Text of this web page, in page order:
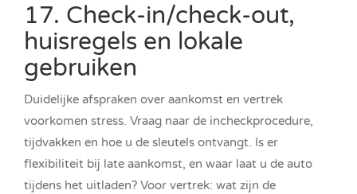
17. Check-in/check-out,
huisregels en lokale
gebruiken
Duidelijke afspraken over aankomst en vertrek
voorkomen stress. Vraag naar de incheckprocedure,
tijdvakken en hoe u de sleutels ontvangt. Is er
flexibiliteit bij late aankomst, en waar laat u de auto
tijdens het uitladen? Voor vertrek: wat zijn de